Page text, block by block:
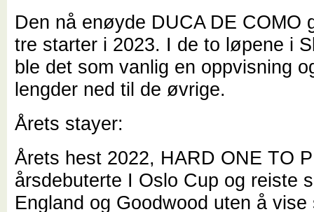
Den nå enøyde DUCA DE COMO
tre starter i 2023. I de to løpene i
ble det som vanlig en oppvisning
lengder ned til de øvrige.
Årets stayer:
Årets hest 2022, HARD ONE TO
årsdebuterte I Oslo Cup og reiste
England og Goodwood uten å vise